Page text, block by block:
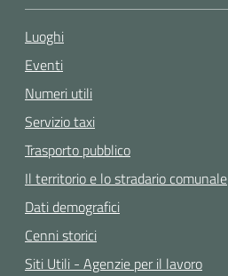
Luoghi
Eventi
Numeri utili
Servizio taxi
Trasporto pubblico
Il territorio e lo stradario comunale
Dati demografici
Cenni storici
Siti Utili - Agenzie per il lavoro